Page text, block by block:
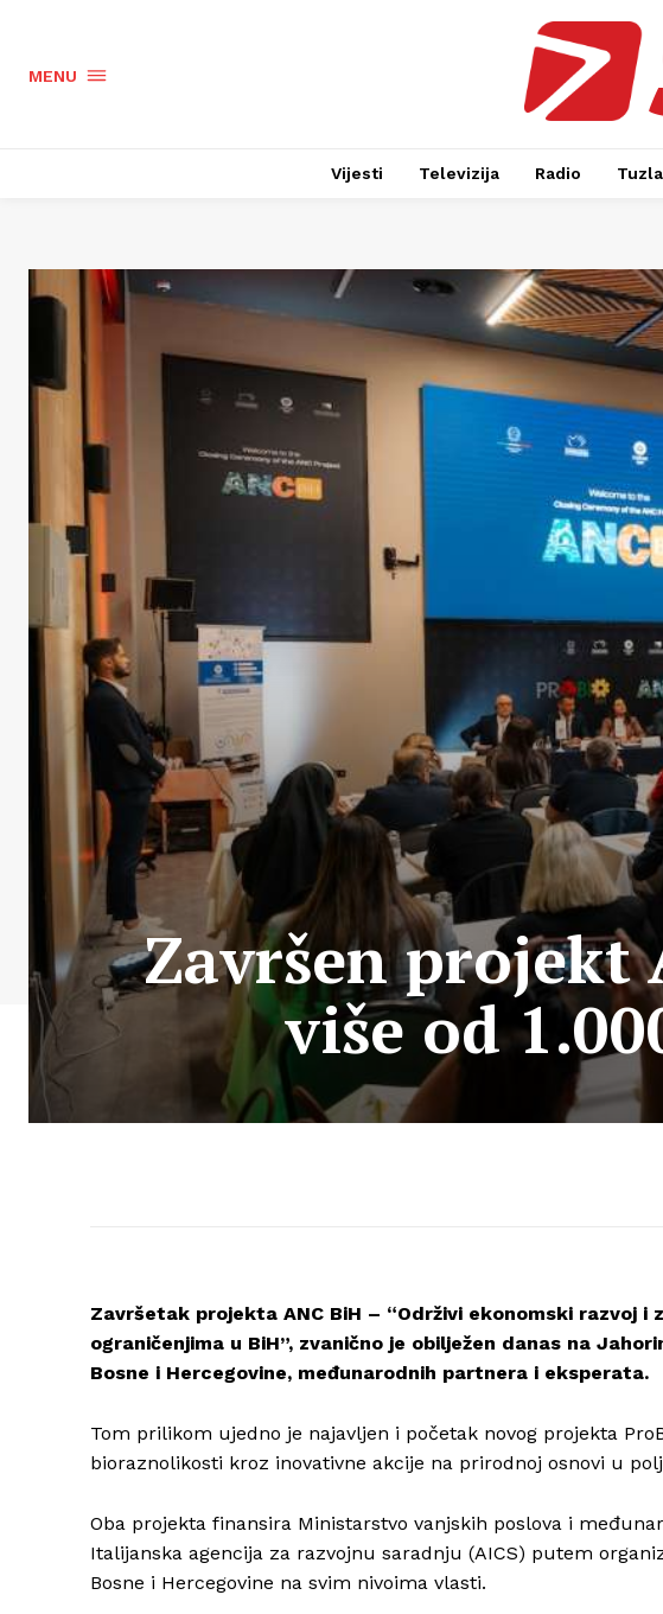
MENU
Vijesti Televizija Radio
Završen projekt
više od
Završetak projekta ANC BiH – “Održivi ekonomski razvoj
ograničenjima u BiH”, zvanično je obilježen danas na
Bosne i Hercegovine, međunarodnih partnera i eksperata.
Tom prilikom ujedno je najavljen i početak novog projekta
bioraznolikosti kroz inovativne akcije na prirodnoj osnovi u
Oba projekta finansira Ministarstvo vanjskih poslova i
Italijanska agencija za razvojnu saradnju (AICS) putem
Bosne i Hercegovine na svim nivoima vlasti.